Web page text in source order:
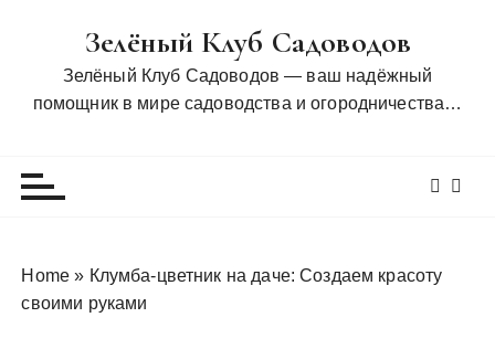
Зелёный Клуб Садоводов
Зелёный Клуб Садоводов — ваш надёжный
помощник в мире садоводства и огородничества…
Home » Клумба-цветник на даче: Создаем красоту
своими руками